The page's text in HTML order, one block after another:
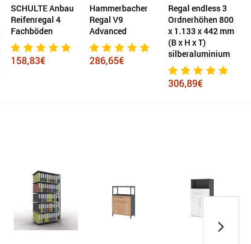
SCHULTE Anbau
Reifenregal 4
Fachböden
158,83€
Hammerbacher
Regal V9
Advanced
286,65€
Regal endless 3
Ordnerhöhen 800
x 1.133 x 442 mm
(B x H x T)
silberaluminium
306,89€